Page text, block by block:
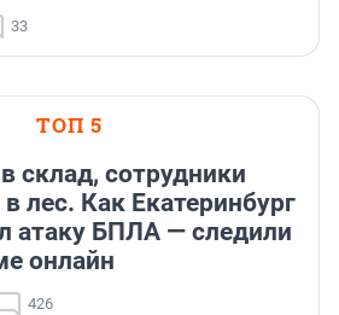
33
ТОП 5
склад, сотрудники
в лес. Как Екатеринбург
атаку БПЛА — следили
онлайн
426